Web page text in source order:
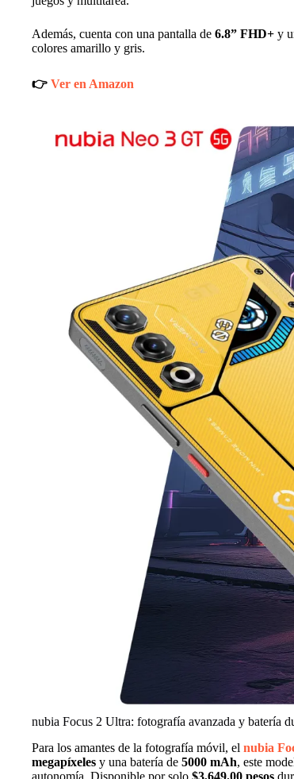
Además, cuenta con una pantalla de 6.8” FHD+ y
colores amarillo y gris.
👉 Ver en Amazon
nubia Focus 2 Ultra: fotografía avanzada y batería
Para los amantes de la fotografía móvil, el nubia
megapíxeles y una batería de 5000 mAh, este
autonomía. Disponible por solo $3,649.00 pesos